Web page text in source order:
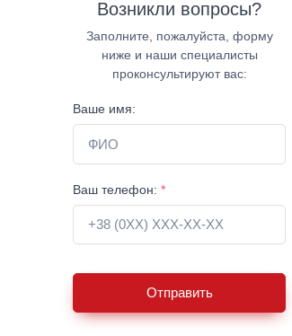
Возникли вопросы?
Заполните, пожалуйста, форму
ниже и наши специалисты
проконсультируют вас:
Ваше имя:
Ваш телефон: *
Отправить